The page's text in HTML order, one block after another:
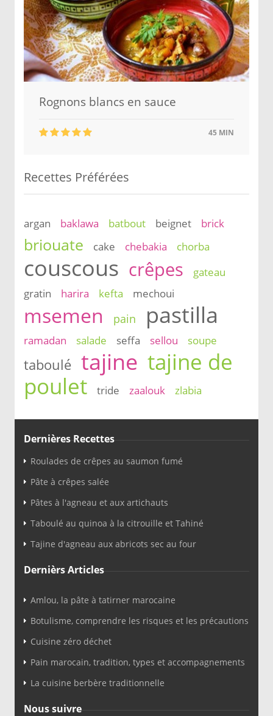
Rognons blancs en sauce
45 MIN
Recettes Préférées
argan baklawa batbout beignet brick
briouate cake chebakia chorba
couscous crêpes
gateau
gratin
harira kefta mechoui
msemen pain pastilla
ramadan salade seffa sellou soupe
taboulé tajine tajine de
poulet
tride zaalouk zlabia
Dernières Recettes
Roulades de crêpes au saumon fumé
Pâte à crêpes salée
Pâtes à l'agneau et aux artichauts
Taboulé au quinoa à la citrouille et Tahiné
Tajine d'agneau aux abricots sec au four
Dernièrs Articles
Amlou, la pâte à tatirner marocaine
Botulisme, comprendre les risques et les précautions
Cuisine zéro déchet
Pain marocain, tradition, types et accompagnements
La cuisine berbère traditionnelle
Nous suivre